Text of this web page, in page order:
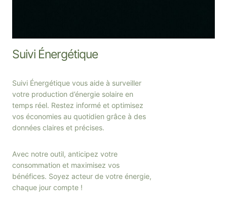
Suivi Énergétique
Suivi Énergétique vous aide à surveiller
votre production d’énergie solaire en
temps réel. Restez informé et optimisez
vos économies au quotidien grâce à des
données claires et précises.
Avec notre outil, anticipez votre
consommation et maximisez vos
bénéfices. Soyez acteur de votre énergie,
chaque jour compte !